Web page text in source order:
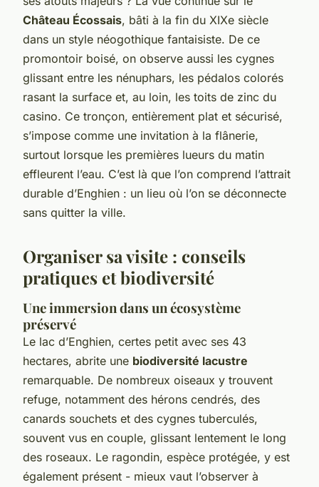
Château Écossais, bâti à la fin du XIXe siècle
dans un style néogothique fantaisiste. De ce
promontoir boisé, on observe aussi les cygnes
glissant entre les nénuphars, les pédalos colorés
rasant la surface et, au loin, les toits de zinc du
casino. Ce tronçon, entièrement plat et sécurisé,
s’impose comme une invitation à la flânerie,
surtout lorsque les premières lueurs du matin
effleurent l’eau. C’est là que l’on comprend l’attrait
durable d’Enghien : un lieu où l’on se déconnecte
sans quitter la ville.
Organiser sa visite : conseils
pratiques et biodiversité
Une immersion dans un écosystème
préservé
Le lac d’Enghien, certes petit avec ses 43
hectares, abrite une biodiversité lacustre
remarquable. De nombreux oiseaux y trouvent
refuge, notamment des hérons cendrés, des
canards souchets et des cygnes tuberculés,
souvent vus en couple, glissant lentement le long
des roseaux. Le ragondin, espèce protégée, y est
également présent - mieux vaut l’observer à